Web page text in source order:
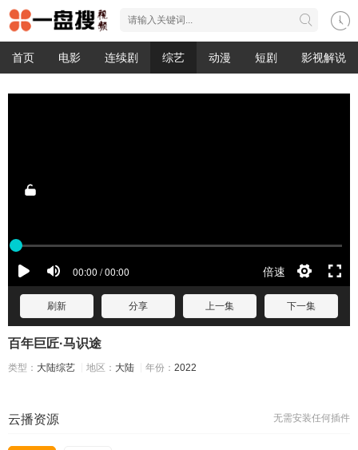
首页 电影 连续剧 综艺 动漫 短剧 影视解说
刷新 分享 上一集 下一集
百年巨匠·马识途
类型： 大陆综艺 地区： 大陆 年份： 2022
无需安装任何插件
云播资源